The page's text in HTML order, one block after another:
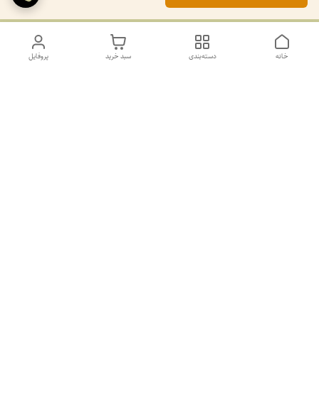
پروفایل سبد خرید دسته‌بندی خانه